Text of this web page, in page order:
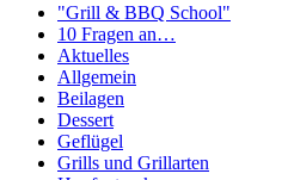
"Grill & BBQ School"
10 Fragen an…
Aktuelles
Allgemein
Beilagen
Dessert
Geflügel
Grills und Grillarten